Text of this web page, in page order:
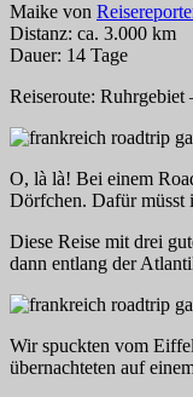
Maike von
Distanz: ca. 3.000 km
Dauer: 14 Tage
Reiseroute:
O, là là! Bei einem
Dörfchen. Dafür müsst
Diese Reise mit drei
dann entlang der
Wir spuckten vom
übernachteten auf